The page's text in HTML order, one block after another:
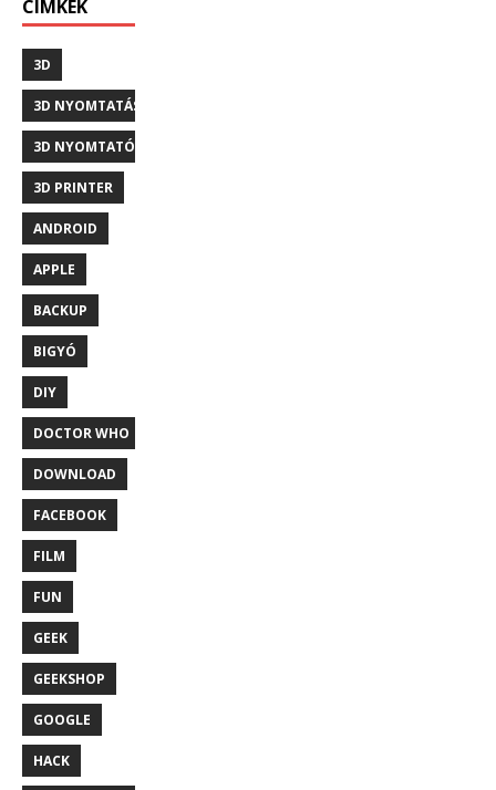
CÍMKÉK
3D
3D NYOMTATÁS
3D NYOMTATÓ
3D PRINTER
ANDROID
APPLE
BACKUP
BIGYÓ
DIY
DOCTOR WHO
DOWNLOAD
FACEBOOK
FILM
FUN
GEEK
GEEKSHOP
GOOGLE
HACK